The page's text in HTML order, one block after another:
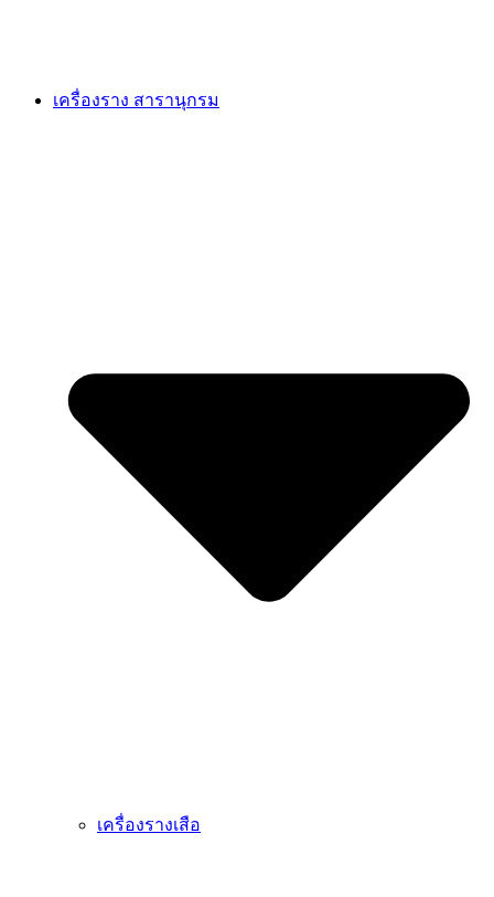
เครื่องราง สารานุกรม
เครื่องรางเสือ